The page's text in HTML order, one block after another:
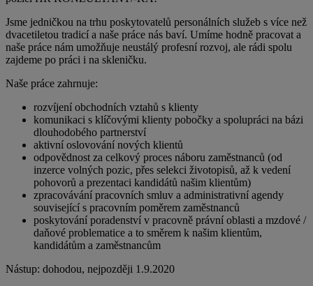
Jsme jedničkou na trhu poskytovatelů personálních služeb s více než
dvacetiletou tradicí a naše práce nás baví. Umíme hodně pracovat a
naše práce nám umožňuje neustálý profesní rozvoj, ale rádi spolu
zajdeme po práci i na skleničku.
Naše práce zahrnuje:
rozvíjení obchodních vztahů s klienty
komunikaci s klíčovými klienty pobočky a spolupráci na bázi
dlouhodobého partnerství
aktivní oslovování nových klientů
odpovědnost za celkový proces náboru zaměstnanců (od
inzerce volných pozic, přes selekci životopisů, až k vedení
pohovorů a prezentaci kandidátů našim klientům)
zpracovávání pracovních smluv a administrativní agendy
související s pracovním poměrem zaměstnanců
poskytování poradenství v pracovně právní oblasti a mzdové /
daňové problematice a to směrem k našim klientům,
kandidátům a zaměstnancům
Nástup: dohodou, nejpozději 1.9.2020